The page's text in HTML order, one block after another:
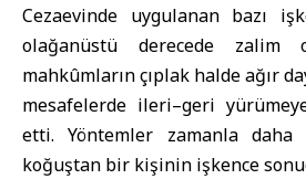
Cezaevinde uygulanan bazı
olağanüstü derecede zalim
mahkûmların çıplak halde ağır
mesafelerde ileri–geri
etti. Yöntemler zamanla daha
koğuştan bir kişinin işkence